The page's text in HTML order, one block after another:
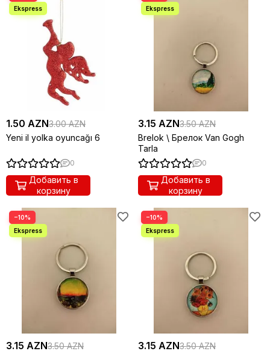
1.50 AZN3.00 AZN
Yeni il yolka oyuncağı 6
0
Добавить в
корзину
3.15 AZN3.50 AZN
Brelok \ Брелок Van Gogh
Tarla
0
Добавить в
корзину
−10%
3.15 AZN3.50 AZN
−10%
3.15 AZN3.50 AZN